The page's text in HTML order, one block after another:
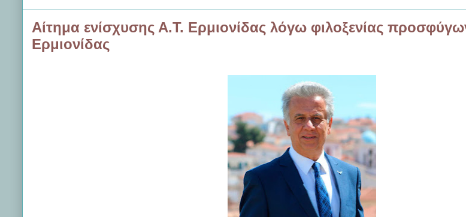
Αίτημα ενίσχυσης Α.Τ. Ερμιονίδας λόγω φιλοξενίας
Ερμιονίδας